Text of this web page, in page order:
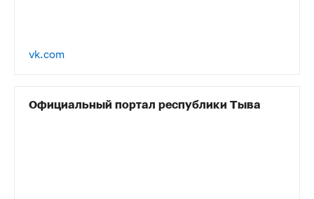
vk.com
Официальный портал республики Тыва